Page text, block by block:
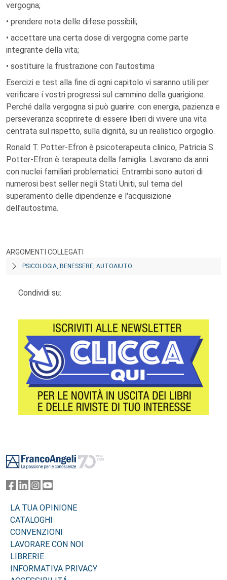
vergogna;
• prendere nota delle difese possibili;
• accettare una certa dose di vergogna come parte
integrante della vita;
• sostituire la frustrazione con l'autostima
Esercizi e test alla fine di ogni capitolo vi saranno utili per
verificare í vostri progressi sul cammino della guarigione.
Perché dalla vergogna si può guarire: con energia, pazienza e
perseveranza scoprirete di essere liberi di vivere una vita
centrata sul rispetto, sulla dignità, su un realistico orgoglio.
Ronald T. Potter-Efron è psicoterapeuta clinico, Patricia S.
Potter-Efron è terapeuta della famiglia. Lavorano da anni
con nuclei familiari problematici. Entrambi sono autori di
numerosi best seller negli Stati Uniti, sul tema del
superamento delle dipendenze e l'acquisizione
dell'autostima.
ARGOMENTI COLLEGATI
PSICOLOGIA, BENESSERE, AUTOAIUTO
Condividi su:
LA TUA OPINIONE
CATALOGHI
CONVENZIONI
LAVORARE CON NOI
LIBRERIE
INFORMATIVA PRIVACY